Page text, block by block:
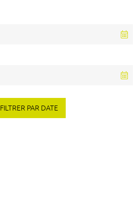
FILTRER PAR DATE